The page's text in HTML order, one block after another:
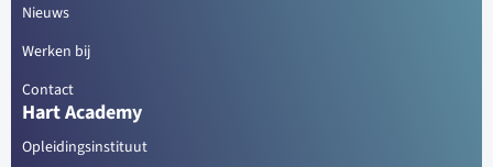
Nieuws
Werken bij
Contact
Hart Academy
Opleidingsinstituut